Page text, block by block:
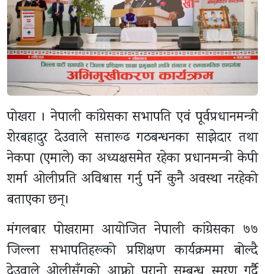
पोखरा । नेपाली कांग्रेसका सभापति एवं पूर्वप्रधानमन्त्री
शेरबहादुर देउवाले सत्तारूढ गठबन्धनका साझेदार तथा
नेकपा (एमाले) का अध्यक्षसमेत रहेका प्रधानमन्त्री केपी
शर्मा ओलीप्रति अविश्वास गर्नु पर्ने कुनै अवस्था नरहेको
बताएका छन्।
मंगलबार पोखरामा आयोजित नेपाली कांग्रेसका ७७
जिल्ला सभापतिहरूको प्रशिक्षण कार्यक्रममा बोल्दै